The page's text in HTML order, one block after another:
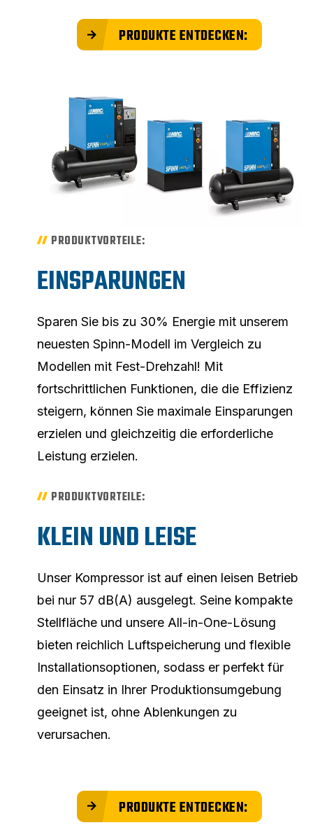
PRODUKTE ENTDECKEN:
PRODUKTVORTEILE:
EINSPARUNGEN
Sparen Sie bis zu 30% Energie mit unserem
neuesten Spinn-Modell im Vergleich zu
Modellen mit Fest-Drehzahl! Mit
fortschrittlichen Funktionen, die die Effizienz
steigern, können Sie maximale Einsparungen
erzielen und gleichzeitig die erforderliche
Leistung erzielen.
PRODUKTVORTEILE:
KLEIN UND LEISE
Unser Kompressor ist auf einen leisen Betrieb
bei nur 57 dB(A) ausgelegt. Seine kompakte
Stellfläche und unsere All-in-One-Lösung
bieten reichlich Luftspeicherung und flexible
Installationsoptionen, sodass er perfekt für
den Einsatz in Ihrer Produktionsumgebung
geeignet ist, ohne Ablenkungen zu
verursachen.
PRODUKTE ENTDECKEN: